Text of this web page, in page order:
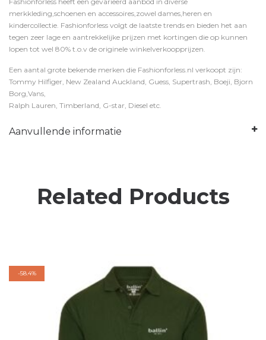
merkkleding,schoenen en accessoires,zowel dames,heren en
kindercollectie. Fashionforless volgt de laatste trends en bieden het aan
tegen zeer lage en aantrekkelijke prijzen met kortingen die op kunnen
lopen tot wel 80% t.o.v de originele winkelverkoopprijzen.
Een aantal grote bekende merken die Fashionforless.nl verkoopt zijn:
Tommy Hilfiger, New Zealand Auckland, Guess, Supertrash, Boeji, Bjorn
Borg,Vans,
Ralph Lauren, Timberland, G-star, Diesel etc.
Aanvullende informatie
Related Products
-58.4%